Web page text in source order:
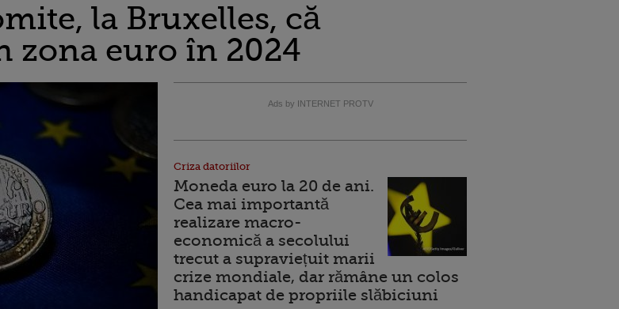
la Bruxelles, că
zona euro în 2024
Ads by INTERNET PROTV
Criza datoriilor
Moneda euro la 20 de ani.
Cea mai importantă
realizare macro-
economică a secolului
trecut a supraviețuit marii
crize mondiale, dar rămâne un colos
handicapat de propriile slăbiciuni